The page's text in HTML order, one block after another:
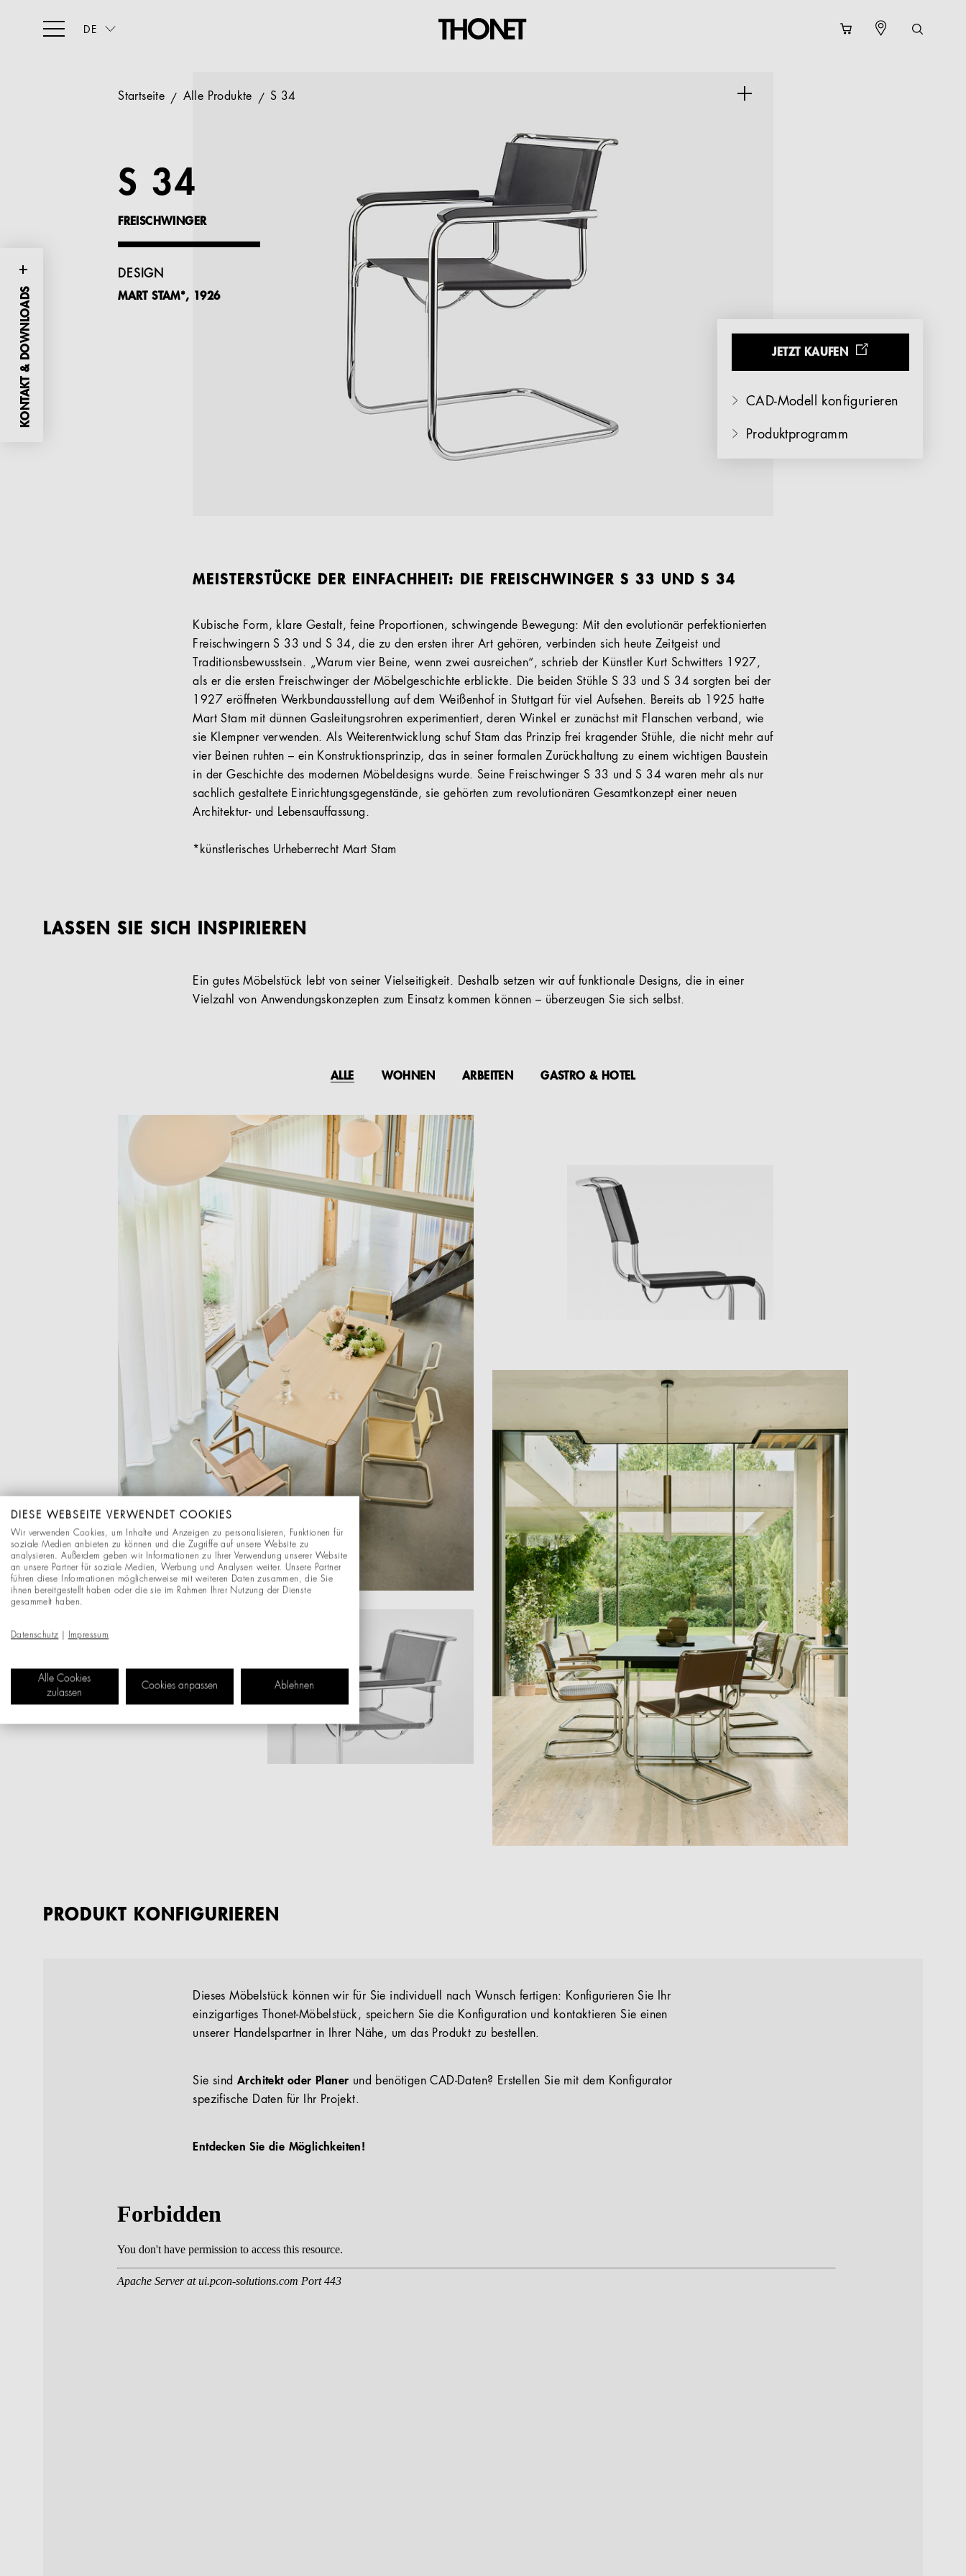
DE
KONTAKT & DOWNLOADS
Startseite Alle Produkte S 34
S 34
FREISCHWINGER
DESIGN
MART STAM*, 1926
JETZT KAUFEN
CAD-Modell konfigurieren
Produktprogramm
MEISTERSTÜCKE DER EINFACHHEIT: DIE FREISCHWINGER S 33 UND S 34
Kubische Form, klare Gestalt, feine Proportionen, schwingende Bewegung: Mit den evolutionär perfektionierten
Freischwingern S 33 und S 34, die zu den ersten ihrer Art gehören, verbinden sich heute Zeitgeist und
Traditionsbewusstsein. „Warum vier Beine, wenn zwei ausreichen“, schrieb der Künstler Kurt Schwitters 1927,
als er die ersten Freischwinger der Möbelgeschichte erblickte. Die beiden Stühle S 33 und S 34 sorgten bei der
1927 eröffneten Werkbundausstellung auf dem Weißenhof in Stuttgart für viel Aufsehen. Bereits ab 1925 hatte
Mart Stam mit dünnen Gasleitungsrohren experimentiert, deren Winkel er zunächst mit Flanschen verband, wie
sie Klempner verwenden. Als Weiterentwicklung schuf Stam das Prinzip frei kragender Stühle, die nicht mehr auf
vier Beinen ruhten – ein Konstruktionsprinzip, das in seiner formalen Zurückhaltung zu einem wichtigen Baustein
in der Geschichte des modernen Möbeldesigns wurde. Seine Freischwinger S 33 und S 34 waren mehr als nur
sachlich gestaltete Einrichtungsgegenstände, sie gehörten zum revolutionären Gesamtkonzept einer neuen
Architektur- und Lebensauffassung.
*künstlerisches Urheberrecht Mart Stam
LASSEN SIE SICH INSPIRIEREN
Ein gutes Möbelstück lebt von seiner Vielseitigkeit. Deshalb setzen wir auf funktionale Designs, die in einer
Vielzahl von Anwendungskonzepten zum Einsatz kommen können – überzeugen Sie sich selbst.
ALLE WOHNEN ARBEITEN GASTRO & HOTEL
PRODUKT KONFIGURIEREN
Dieses Möbelstück können wir für Sie individuell nach Wunsch fertigen: Konfigurieren Sie Ihr
einzigartiges Thonet-Möbelstück, speichern Sie die Konfiguration und kontaktieren Sie einen
unserer Handelspartner in Ihrer Nähe, um das Produkt zu bestellen.
Sie sind Architekt oder Planer und benötigen CAD-Daten? Erstellen Sie mit dem Konfigurator
spezifische Daten für Ihr Projekt.
Entdecken Sie die Möglichkeiten!
DIESE WEBSEITE VERWENDET COOKIES
Wir verwenden Cookies, um Inhalte und Anzeigen zu personalisieren, Funktionen für
soziale Medien anbieten zu können und die Zugriffe auf unsere Website zu
analysieren. Außerdem geben wir Informationen zu Ihrer Verwendung unserer Website
an unsere Partner für soziale Medien, Werbung und Analysen weiter. Unsere Partner
führen diese Informationen möglicherweise mit weiteren Daten zusammen, die Sie
ihnen bereitgestellt haben oder die sie im Rahmen Ihrer Nutzung der Dienste
gesammelt haben.
Datenschutz Impressum
Alle Cookies
zulassen
Cookies anpassen Ablehnen